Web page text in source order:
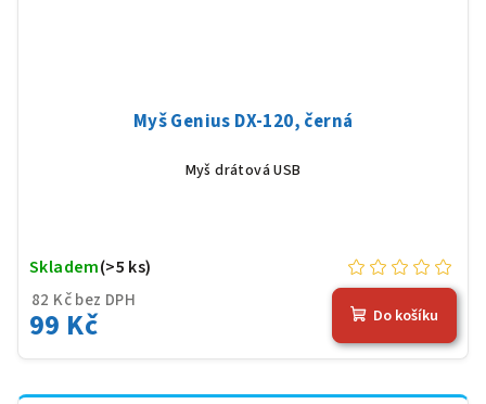
Myš Genius DX-120, černá
Myš drátová USB
82 Kč bez DPH
99 Kč
Skladem(>5 ks)
Do košíku